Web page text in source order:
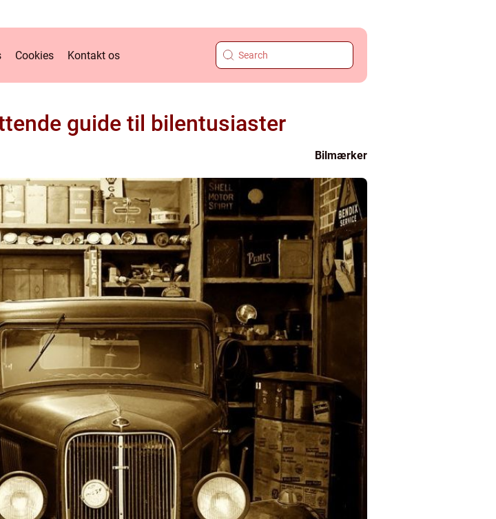
Cookies Kontakt os
guide til bilentusiaster
Bilmærker